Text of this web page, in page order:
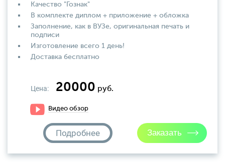
Качество "Гознак"
В комплекте диплом + приложение + обложка
Заполнение, как в ВУЗе, оригинальная печать и
подписи
Изготовление всего 1 день!
Доставка бесплатно
Цена: 20000 руб.
Видео обзор
Подробнее